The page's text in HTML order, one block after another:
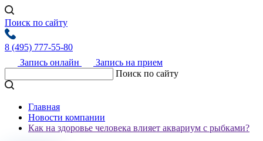
Поиск по сайту
8 (495) 777-55-80
Запись онлайн
Запись на прием
Поиск по сайту
Главная
Новости компании
Как на здоровье человека влияет аквариум с рыбками?